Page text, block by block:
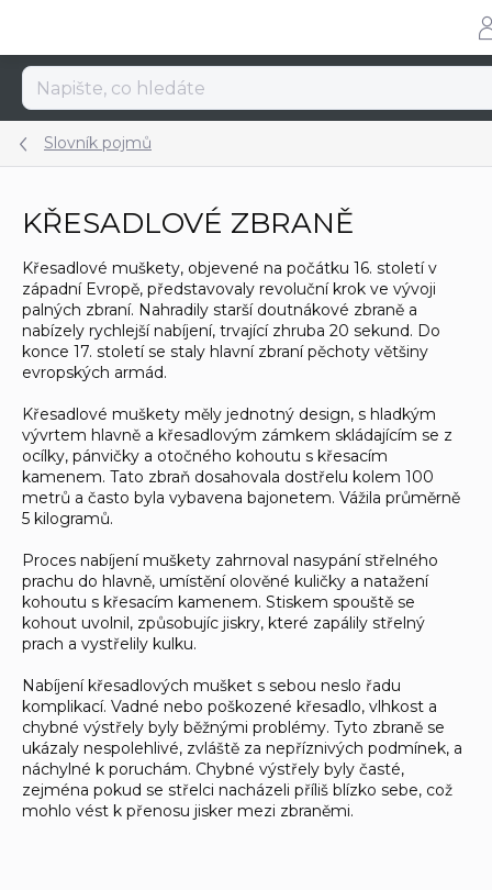
obsah
Slovník pojmů
KŘESADLOVÉ ZBRANĚ
Křesadlové muškety, objevené na počátku 16. století v
západní Evropě, představovaly revoluční krok ve vývoji
palných zbraní. Nahradily starší doutnákové zbraně a
nabízely rychlejší nabíjení, trvající zhruba 20 sekund. Do
konce 17. století se staly hlavní zbraní pěchoty většiny
evropských armád.
Křesadlové muškety měly jednotný design, s hladkým
vývrtem hlavně a křesadlovým zámkem skládajícím se z
ocílky, pánvičky a otočného kohoutu s křesacím
kamenem. Tato zbraň dosahovala dostřelu kolem 100
metrů a často byla vybavena bajonetem. Vážila průměrně
5 kilogramů.
Proces nabíjení muškety zahrnoval nasypání střelného
prachu do hlavně, umístění olověné kuličky a natažení
kohoutu s křesacím kamenem. Stiskem spouště se
kohout uvolnil, způsobujíc jiskry, které zapálily střelný
prach a vystřelily kulku.
Nabíjení křesadlových mušket s sebou neslo řadu
komplikací. Vadné nebo poškozené křesadlo, vlhkost a
chybné výstřely byly běžnými problémy. Tyto zbraně se
ukázaly nespolehlivé, zvláště za nepříznivých podmínek, a
náchylné k poruchám. Chybné výstřely byly časté,
zejména pokud se střelci nacházeli příliš blízko sebe, což
mohlo vést k přenosu jisker mezi zbraněmi.